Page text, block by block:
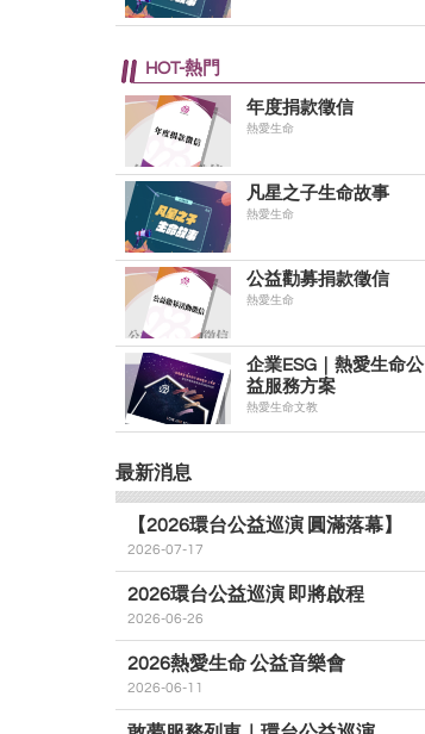
HOT-熱門
年度捐款徵信
熱愛生命
凡星之子生命故事
熱愛生命
公益勸募捐款徵信
熱愛生命
企業ESG｜熱愛生命公
益服務方案
熱愛生命文教
最新消息
【2026環台公益巡演 圓滿落幕】
2026-07-17
2026環台公益巡演 即將啟程
2026-06-26
2026熱愛生命 公益音樂會
2026-06-11